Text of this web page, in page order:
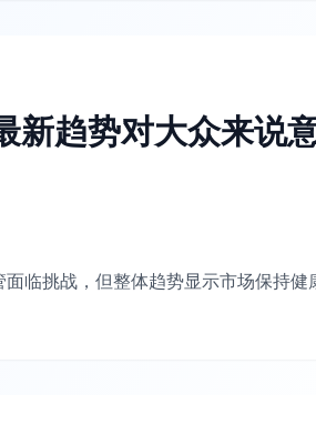
新趋势对大众来说
临挑战，但整体趋势显示市场保持健